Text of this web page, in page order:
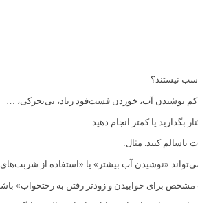
نیستند؟
کم نوشیدن آب، خوردن فست‌فود زیاد، بی‌تحرکی، …
بگذارید یا کمتر انجام دهید.
ناسالم کنید. مثال:
«نوشیدن آب بیشتر» یا «استفاده از
برای خوابیدن و زودتر رفتن به رختخواب»